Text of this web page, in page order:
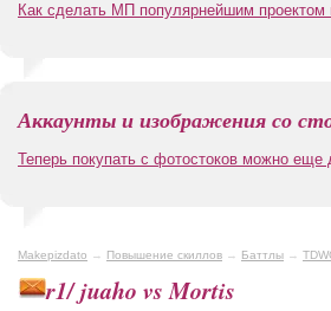
Как сделать МП популярнейшим проектом
Аккаунты и изображения со
Теперь покупать с фотостоков можно еще
Makepizdato → Повышение скиллов → Баттлы →
r1/ juaho vs Mortis